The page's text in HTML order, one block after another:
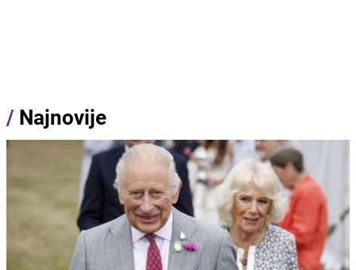
/ Najnovije